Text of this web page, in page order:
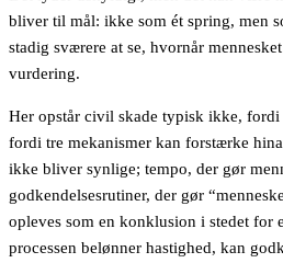
bliver til mål: ikke som ét spring, men
stadig sværere at se, hvornår
vurdering.
Her opstår civil skade typisk ikke,
fordi tre mekanismer kan forstærke
ikke bliver synlige; tempo, der gør
godkendelsesrutiner, der gør
opleves som en konklusion i stedet for
processen belønner hastighed, kan